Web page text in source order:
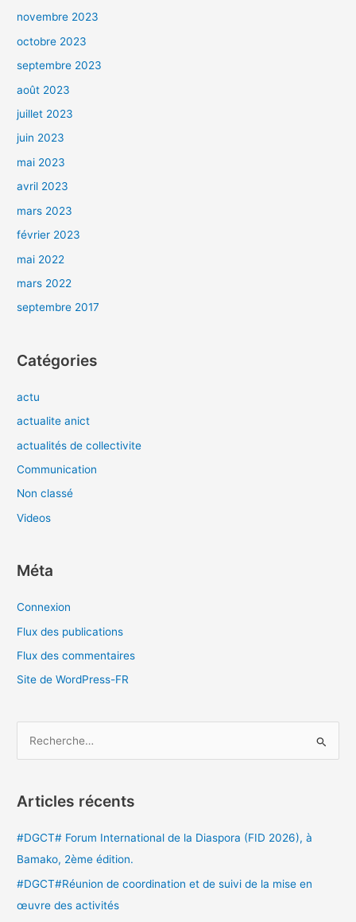
novembre 2023
octobre 2023
septembre 2023
août 2023
juillet 2023
juin 2023
mai 2023
avril 2023
mars 2023
février 2023
mai 2022
mars 2022
septembre 2017
Catégories
actu
actualite anict
actualités de collectivite
Communication
Non classé
Videos
Méta
Connexion
Flux des publications
Flux des commentaires
Site de WordPress-FR
h
Articles récents
#DGCT# Forum International de la Diaspora (FID 2026), à
Bamako, 2ème édition.
#DGCT#Réunion de coordination et de suivi de la mise en
œuvre des activités